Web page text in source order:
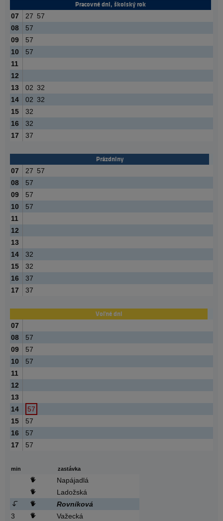
min zastávka
Napájadlá
Ladožská
Rovníková
3
Važecká
Pracovné dni, školský rok
07 27 57
08
57
09
57
10
57
11
12
13
02 32
14
02 32
15
32
16
32
17
37
Prázdniny
07 27 57
08
57
09
57
10
57
11
12
13
14
32
15
32
16
37
17
37
Voľné dni
07
08
57
09
57
10
57
11
12
13
14
57
15
57
16
57
17
57